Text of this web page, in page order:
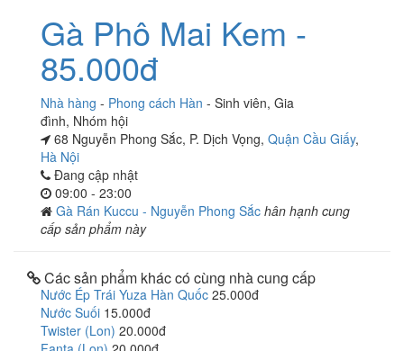
Gà Phô Mai Kem -
85.000đ
Nhà hàng - Phong cách Hàn - Sinh viên, Gia
đình, Nhóm hội
68 Nguyễn Phong Sắc, P. Dịch Vọng, Quận Cầu Giấy,
Hà Nội
Đang cập nhật
09:00 - 23:00
Gà Rán Kuccu - Nguyễn Phong Sắc hân hạnh cung
cấp sản phẩm này
Các sản phẩm khác có cùng nhà cung cấp
Nước Ép Trái Yuza Hàn Quốc 25.000đ
Nước Suối 15.000đ
Twister (Lon) 20.000đ